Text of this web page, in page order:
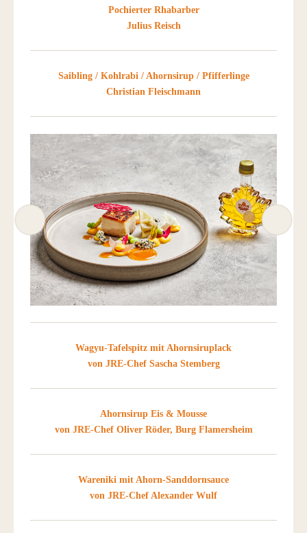
Pochierter Rhabarber
Julius Reisch
Saibling / Kohlrabi / Ahornsirup / Pfifferlinge
Christian Fleischmann
Wagyu-Tafelspitz mit Ahornsiruplack
von JRE-Chef Sascha Stemberg
Ahornsirup Eis & Mousse
von JRE-Chef Oliver Röder, Burg Flamersheim
Wareniki mit Ahorn-Sanddornsauce
von JRE-Chef Alexander Wulf